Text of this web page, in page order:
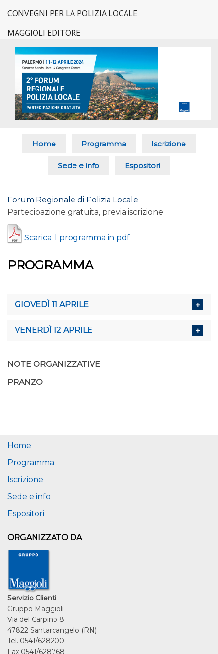
CONVEGNI PER LA POLIZIA LOCALE
MAGGIOLI EDITORE
Home Programma Iscrizione
Sede e info Espositori
Forum Regionale di Polizia Locale
Partecipazione gratuita, previa iscrizione
Scarica il programma in pdf
PROGRAMMA
GIOVEDÌ 11 APRILE
VENERDÌ 12 APRILE
NOTE ORGANIZZATIVE
PRANZO
Home
Programma
Iscrizione
Sede e info
Espositori
ORGANIZZATO DA
Servizio Clienti
Gruppo Maggioli
Via del Carpino 8
47822 Santarcangelo (RN)
Tel. 0541/628200
Fax 0541/628768